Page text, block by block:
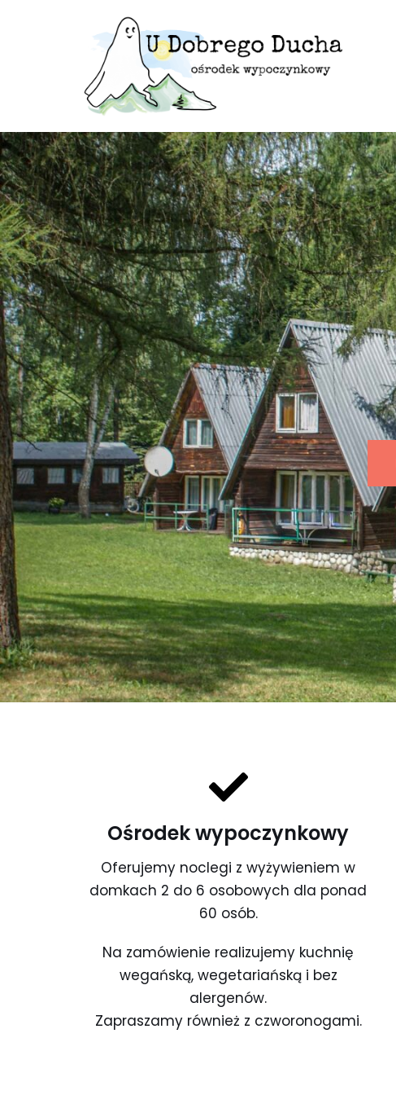
Ośrodek wypoczynkowy
Oferujemy noclegi z wyżywieniem w
domkach 2 do 6 osobowych dla ponad
60 osób.
Na zamówienie realizujemy kuchnię
wegańską, wegetariańską i bez
alergenów.
Zapraszamy również z czworonogami.